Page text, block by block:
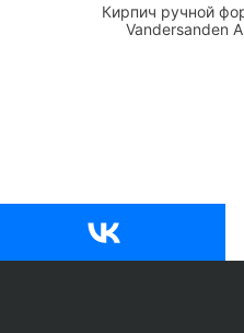
Кирпич ручной
Vandersanden